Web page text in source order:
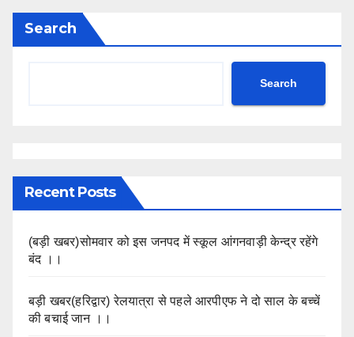
Search
Search
Recent Posts
(बड़ी खबर)सोमवार को इस जनपद में स्कूल आंगनवाड़ी केन्द्र रहेंगे
बंद ।।
बड़ी खबर(हरिद्वार) रेलयात्रा से पहले आरपीएफ ने दो साल के बच्चें
की बचाई जान ।।